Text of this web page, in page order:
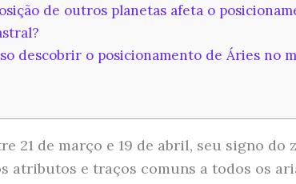
de outros planetas afeta o
descobrir o posicionamento de Áries no
21 de março e 19 de abril, seu signo do
atributos e traços comuns a todos os